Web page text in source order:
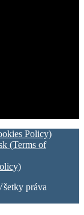
Policy)
(Terms of
práva